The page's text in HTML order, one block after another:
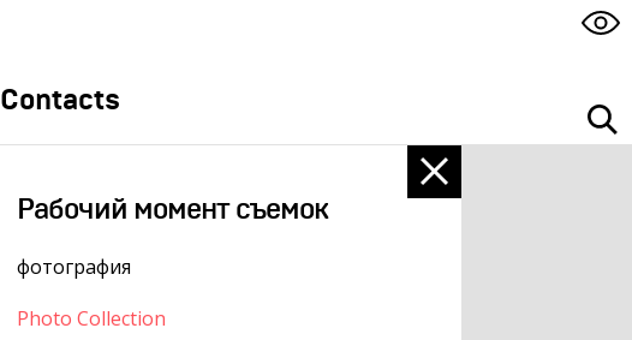
Contacts
Рабочий момент съемок
фотография
Photo Collection